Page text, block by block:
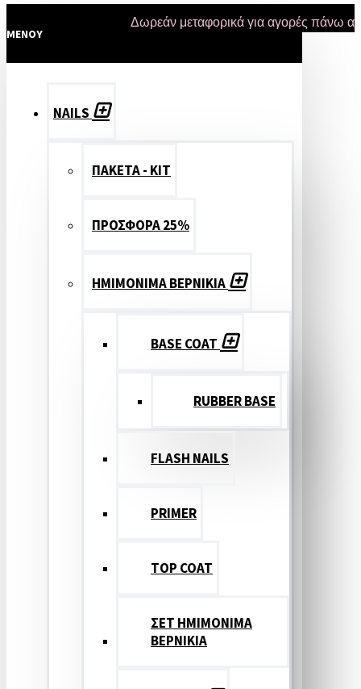
Δωρεάν μεταφορικά για αγορές πάνω από 47
MENOY
NAILS
ΠΑΚΕΤΑ - ΚΙΤ
ΠΡΟΣΦΟΡΑ 25%
ΗΜΙΜΟΝΙΜΑ ΒΕΡΝΙΚΙΑ
BASE COAT
RUBBER BASE
FLASH NAILS
PRIMER
TOP COAT
ΣΕΤ ΗΜΙΜΟΝΙΜΑ
ΒΕΡΝΙΚΙΑ